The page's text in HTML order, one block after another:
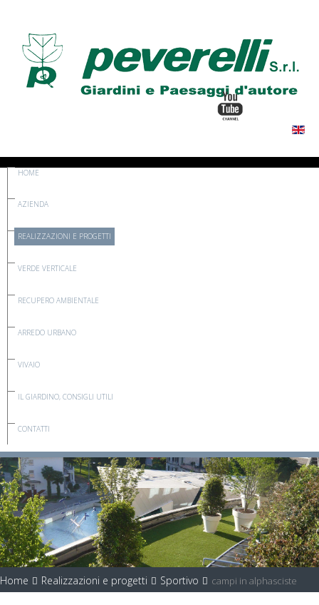
HOME
AZIENDA
REALIZZAZIONI E PROGETTI
VERDE VERTICALE
RECUPERO AMBIENTALE
ARREDO URBANO
VIVAIO
IL GIARDINO, CONSIGLI UTILI
CONTATTI
Home Realizzazioni e progetti Sportivo campi in alphasciste